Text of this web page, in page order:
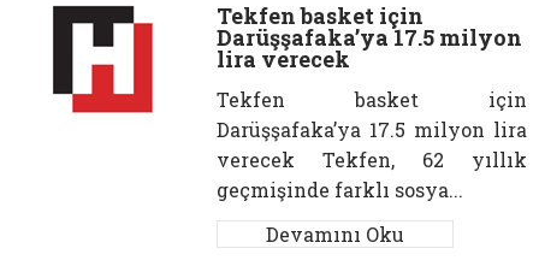
Tekfen basket için
Darüşşafaka’ya 17.5 milyon
lira verecek
Tekfen basket için
Darüşşafaka’ya 17.5 milyon lira
verecek Tekfen, 62 yıllık
geçmişinde farklı sosya...
Devamını Oku